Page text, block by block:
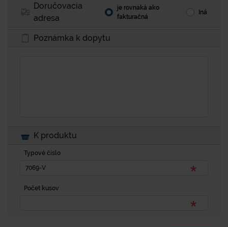
Doručovacia
adresa
je rovnaká ako
fakturačná
Iná
Poznámka k dopytu
K produktu
Typové číslo
Počet kusov